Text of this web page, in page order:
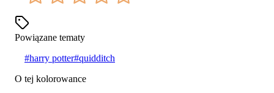
Powiązane tematy
#harry potter#quidditch
O tej kolorowance